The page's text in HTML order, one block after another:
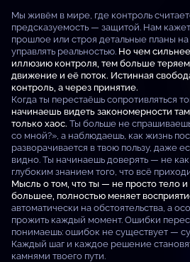
Мы живём в мире, где контроль
предсказуемость — защитой. Нам
прошлое или строя детальные планы
управлять реальностью. Но чем
иллюзию контроля, тем больше
движение и её поток. Истинная
контроль, а через принятие.
Когда ты перестаёшь сопротивляться
начинаешь видеть закономерности
только хаос. Ты больше не
со мной?», а наблюдаешь, как жизнь
разворачивается в твою пользу, даже
видно. Ты начинаешь доверять — не
глубоким знанием того, что всё
Мысль о том, что ты — не просто тело и
большее, полностью меняет
автоматически на обстоятельства, а
прожить каждый момент. Ошибки
понимаешь: ошибок не существует —
Каждый шаг и каждое решение
камнями твоего пути.